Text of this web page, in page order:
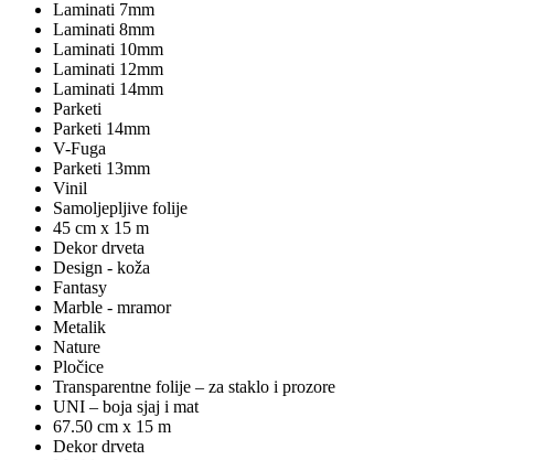
Laminati 7mm
Laminati 8mm
Laminati 10mm
Laminati 12mm
Laminati 14mm
Parketi
Parketi 14mm
V-Fuga
Parketi 13mm
Vinil
Samoljepljive folije
45 cm x 15 m
Dekor drveta
Design - koža
Fantasy
Marble - mramor
Metalik
Nature
Pločice
Transparentne folije – za staklo i prozore
UNI – boja sjaj i mat
67.50 cm x 15 m
Dekor drveta